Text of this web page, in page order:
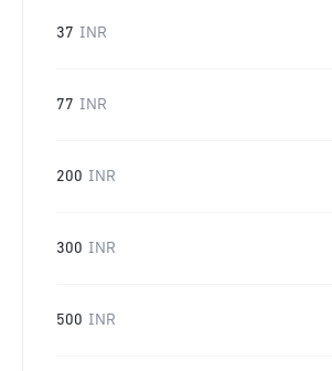
37 INR
77 INR
200 INR
300 INR
500 INR